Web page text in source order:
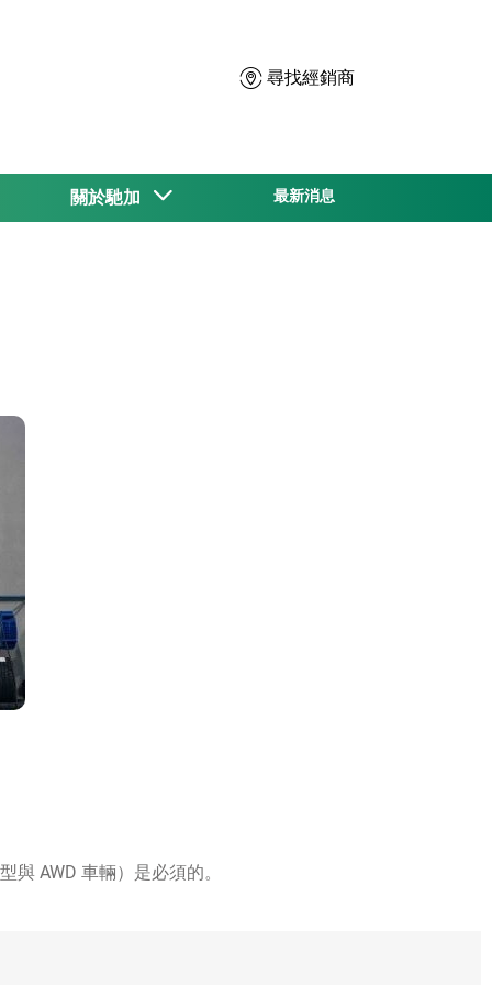
尋找經銷商
關於馳加 最新消息
AWD 車輛）是必須的。